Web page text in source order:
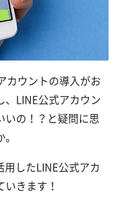
カウントの導入がお
LINE公式アカウン
いの！？と疑問に思
したLINE公式アカ
きます！